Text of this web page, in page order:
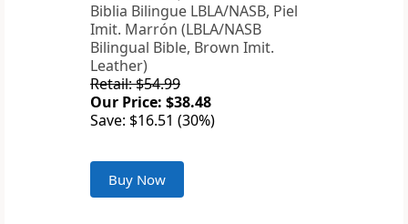
Biblia Bilingue LBLA/NASB, Piel
Imit. Marrón (LBLA/NASB
Bilingual Bible, Brown Imit.
Leather)
Retail: $54.99
Our Price: $38.48
Save: $16.51 (30%)
Buy Now